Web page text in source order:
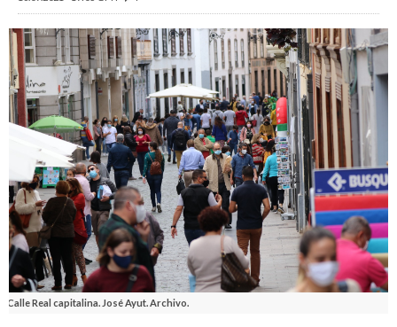
Calle Real capitalina. José Ayut. Archivo.